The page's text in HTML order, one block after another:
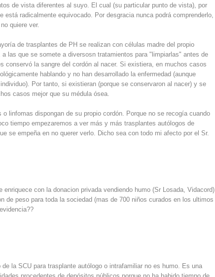
de vista diferentes al suyo. El cual (su particular punto de vista), por
radicalmente equivocado. Por desgracia nunca podrá comprenderlo,
quiere ver.
de trasplantes de PH se realizan con células madre del propio
las que se somete a diversosn tratamientos para "limpiarlas" antes de
la sangre del cordón al nacer. Si existiera, en muchos casos
hablando y no han desarrollado la enfermedad (aunque
Por tanto, si existieran (porque se conservaron al nacer) y se
casos mejor que su médula ósea.
linfomas dispongan de su propio cordón. Porque no se recogía cuando
tiempo empezaremos a ver más y más trasplantes autólogos de
se empeña en no querer verlo. Dicho sea con todo mi afecto por el Sr.
con la donacion privada vendiendo humo (Sr Losada, Vidacord)
de peso para toda la sociedad (mas de 700 niños curados en los ultimos
la SCU para trasplante autólogo o intrafamiliar no es humo. Es una